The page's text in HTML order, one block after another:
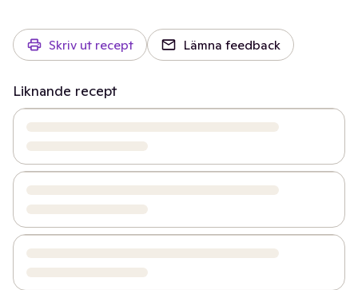
Skriv ut recept Lämna feedback
Liknande recept